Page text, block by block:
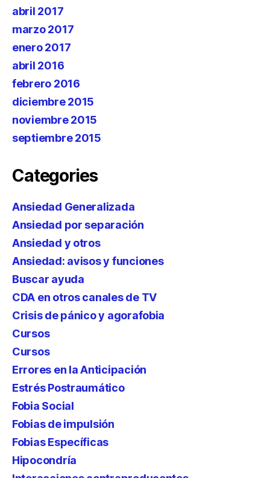
abril 2017
marzo 2017
enero 2017
abril 2016
febrero 2016
diciembre 2015
noviembre 2015
septiembre 2015
Categories
Ansiedad Generalizada
Ansiedad por separación
Ansiedad y otros
Ansiedad: avisos y funciones
Buscar ayuda
CDA en otros canales de TV
Crisis de pánico y agorafobia
Cursos
Cursos
Errores en la Anticipación
Estrés Postraumático
Fobia Social
Fobias de impulsión
Fobias Específicas
Hipocondría